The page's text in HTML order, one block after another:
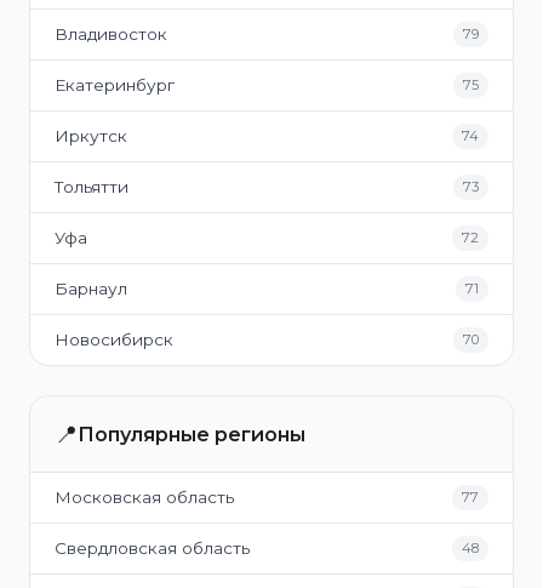
Владивосток 79
Екатеринбург 75
Иркутск 74
Тольятти 73
Уфа 72
Барнаул 71
Новосибирск 70
📍 Популярные регионы
Московская область 77
Свердловская область 48